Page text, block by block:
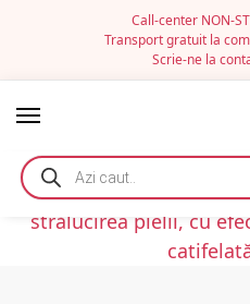
Call-center NON-
Transport gratuit la
Scrie-ne la